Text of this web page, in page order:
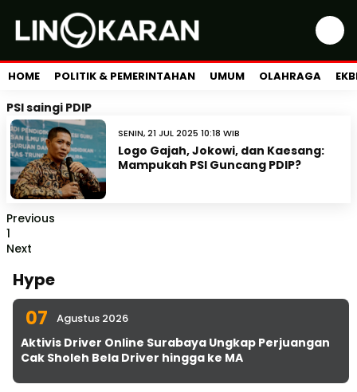
HOME POLITIK & PEMERINTAHAN UMUM OLAHRAGA
PSI saingi PDIP
SENIN, 21 JUL 2025 10:18 WIB
Logo Gajah, Jokowi, dan Kaesang:
Mampukah PSI Guncang PDIP?
Previous
1
Next
Hype
07 Agustus 2026
Aktivis Driver Online Surabaya Ungkap Perjuangan
Cak Sholeh Bela Driver hingga ke MA